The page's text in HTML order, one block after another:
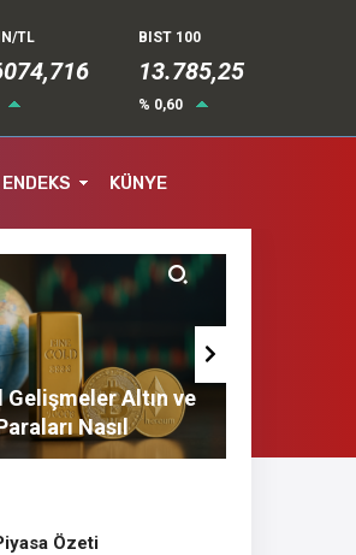
TL BIST 100
13.785,25
% 0,60
ENDEKS KÜNYE
Gelişmeler Altın ve
Nasıl
Özeti